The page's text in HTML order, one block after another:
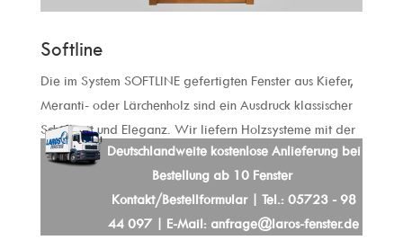
Softline
Die im System SOFTLINE gefertigten Fenster aus Kiefer,
Meranti- oder Lärchenholz sind ein Ausdruck klassischer
Schönheit und Eleganz. Wir liefern Holzsysteme mit der
Einbautiefe von 68 mm, 78 mm und 88 mm. Die Fenster
sind aus schichtverklebtem Vollholz, das bis zum
erforderlichen Feuchtigkeitsgrad getrocknet wird und
die geforderte Dichte (mindestens 450 kg/m3 bei
Deutschlandweite kostenlose Anlieferung bei
Bestellung ab 10 Fenster
Kontakt/Bestellformular| Tel.: 05723 - 98
44 097 | E-Mail: anfrage@laros-fenster.de